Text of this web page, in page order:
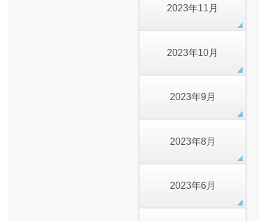
2023年11月
2023年10月
2023年9月
2023年8月
2023年6月